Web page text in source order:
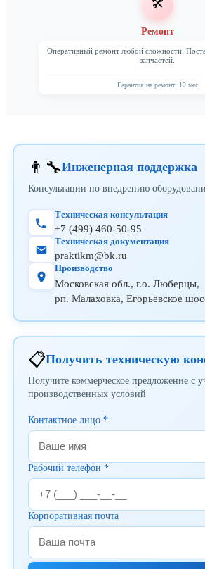
🛠️
Ремонт
Оперативный ремонт любой сложности.
запчастей.
Гарантия на ремонт: 12 мес
👨‍🔧Инженерная поддержка
Консультации по внедрению
Техническая консультация
+7 (499) 460-50-95
Техническая документация
praktikm@bk.ru
Производство
Московская обл., г.о. Люберцы,
рп. Малаховка, Егорьевское
📋Получить техническую
Получите коммерческое предложение с
производственных условий
Контактное лицо *
Рабочий телефон *
Корпоративная почта